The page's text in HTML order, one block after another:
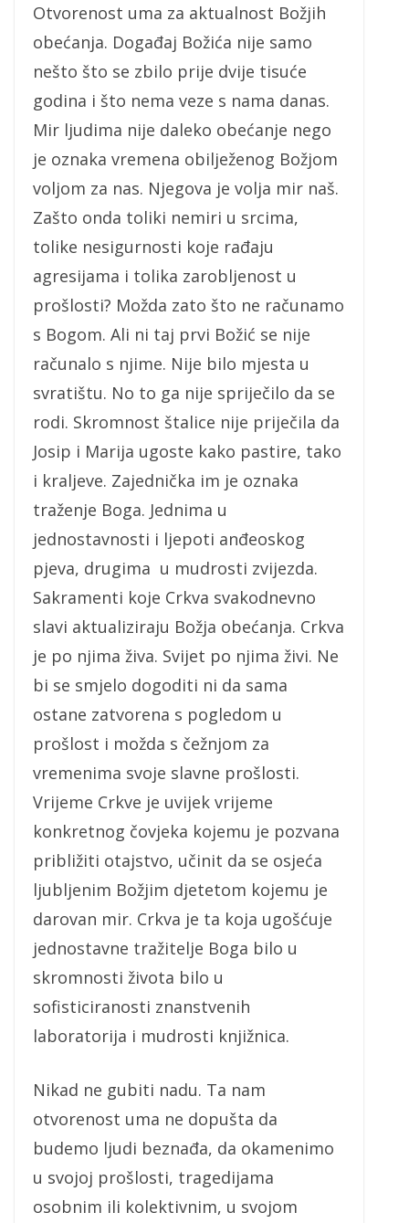
Otvorenost uma za aktualnost Božjih
obećanja. Događaj Božića nije samo
nešto što se zbilo prije dvije tisuće
godina i što nema veze s nama danas.
Mir ljudima nije daleko obećanje nego
je oznaka vremena obilježenog Božjom
voljom za nas. Njegova je volja mir naš.
Zašto onda toliki nemiri u srcima,
tolike nesigurnosti koje rađaju
agresijama i tolika zarobljenost u
prošlosti? Možda zato što ne računamo
s Bogom. Ali ni taj prvi Božić se nije
računalo s njime. Nije bilo mjesta u
svratištu. No to ga nije spriječilo da se
rodi. Skromnost štalice nije priječila da
Josip i Marija ugoste kako pastire, tako
i kraljeve. Zajednička im je oznaka
traženje Boga. Jednima u
jednostavnosti i ljepoti anđeoskog
pjeva, drugima u mudrosti zvijezda.
Sakramenti koje Crkva svakodnevno
slavi aktualiziraju Božja obećanja. Crkva
je po njima živa. Svijet po njima živi. Ne
bi se smjelo dogoditi ni da sama
ostane zatvorena s pogledom u
prošlost i možda s čežnjom za
vremenima svoje slavne prošlosti.
Vrijeme Crkve je uvijek vrijeme
konkretnog čovjeka kojemu je pozvana
približiti otajstvo, učinit da se osjeća
ljubljenim Božjim djetetom kojemu je
darovan mir. Crkva je ta koja ugošćuje
jednostavne tražitelje Boga bilo u
skromnosti života bilo u
sofisticiranosti znanstvenih
laboratorija i mudrosti knjižnica.
Nikad ne gubiti nadu. Ta nam
otvorenost uma ne dopušta da
budemo ljudi beznađa, da okamenimo
u svojoj prošlosti, tragedijama
osobnim ili kolektivnim, u svojom